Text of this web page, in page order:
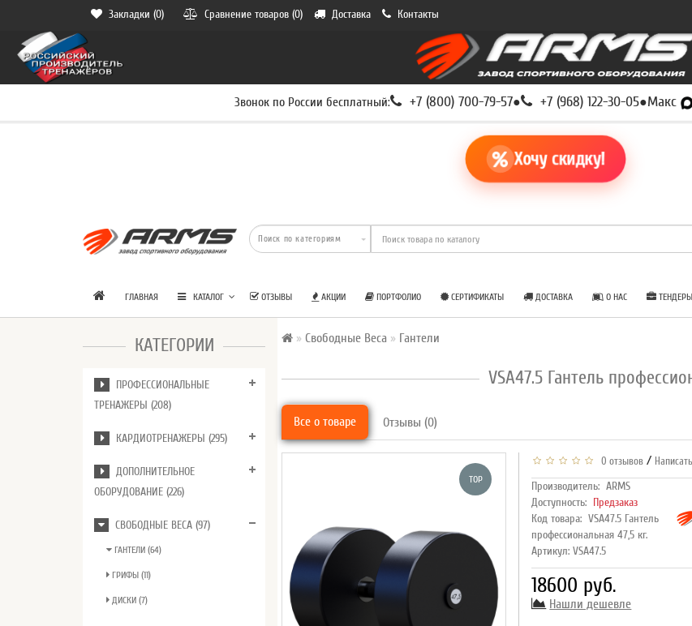
Закладки (0) Сравнение товаров (0) Доставка Контакты
Звонок по России бесплатный: +7 (800) 700-79-57● +7 (968) 122-30-05●Макс
Хочу скидку!
ГЛАВНАЯ КАТАЛОГ ОТЗЫВЫ АКЦИИ ПОРТФОЛИО СЕРТИФИКАТЫ ДОСТАВКА О НАС ТЕНДЕРЫ
КАТЕГОРИИ
ПРОФЕССИОНАЛЬНЫЕ
ТРЕНАЖЕРЫ (208)
КАРДИОТРЕНАЖЕРЫ (295)
ДОПОЛНИТЕЛЬНОЕ
ОБОРУДОВАНИЕ (226)
СВОБОДНЫЕ ВЕСА (97)
ГАНТЕЛИ (64)
ГРИФЫ (11)
ДИСКИ (7)
Свободные Веса Гантели
VSA47.5 Гантель
Все о товаре Отзывы (0)
TOP
0 отзывов /
Производитель: ARMS
Доступность: Предзаказ
Код товара: VSA47.5 Гантель
профессиональная 47,5 кг.
Артикул: VSA47.5
18600 руб.
Нашли дешевле